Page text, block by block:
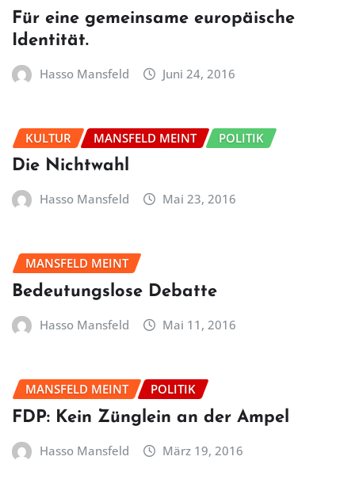
Für eine gemeinsame europäische
Identität.
Hasso Mansfeld Juni 24, 2016
KULTUR MANSFELD MEINT POLITIK
Die Nichtwahl
Hasso Mansfeld Mai 23, 2016
MANSFELD MEINT
Bedeutungslose Debatte
Hasso Mansfeld Mai 11, 2016
MANSFELD MEINT POLITIK
FDP: Kein Zünglein an der Ampel
Hasso Mansfeld März 19, 2016